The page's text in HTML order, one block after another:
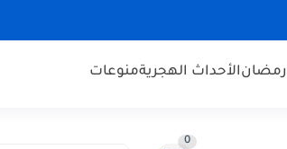
رمضانالأحداث الهجريةمنوعات
0